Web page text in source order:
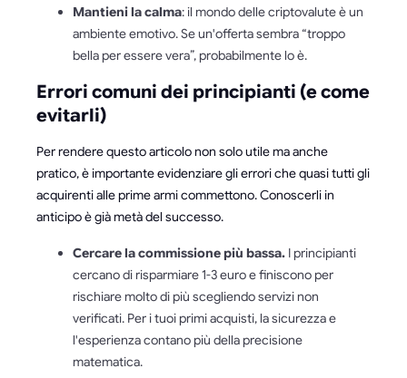
Mantieni la calma: il mondo delle criptovalute è un
ambiente emotivo. Se un'offerta sembra “troppo
bella per essere vera”, probabilmente lo è.
Errori comuni dei principianti (e come
evitarli)
Per rendere questo articolo non solo utile ma anche
pratico, è importante evidenziare gli errori che quasi tutti gli
acquirenti alle prime armi commettono. Conoscerli in
anticipo è già metà del successo.
Cercare la commissione più bassa. I principianti
cercano di risparmiare 1-3 euro e finiscono per
rischiare molto di più scegliendo servizi non
verificati. Per i tuoi primi acquisti, la sicurezza e
l'esperienza contano più della precisione
matematica.